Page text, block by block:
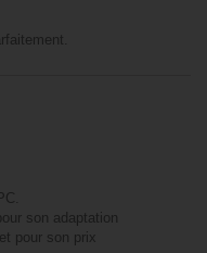
son adaptation
pour son prix